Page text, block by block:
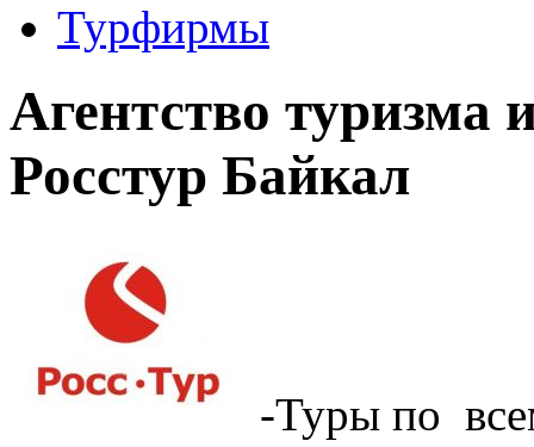
Турфирмы
Агентство туризма
Росстур Байкал
-Туры по